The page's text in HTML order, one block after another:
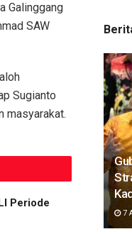
Galinggang
SAW
Sugianto
masyarakat.
Periode
7